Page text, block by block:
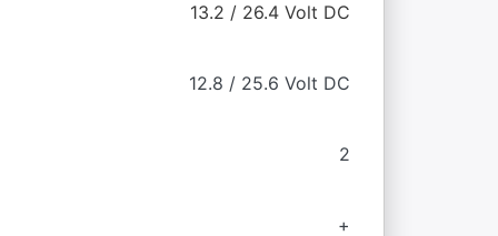
13.2 / 26.4 Volt DC
12.8 / 25.6 Volt DC
2
+